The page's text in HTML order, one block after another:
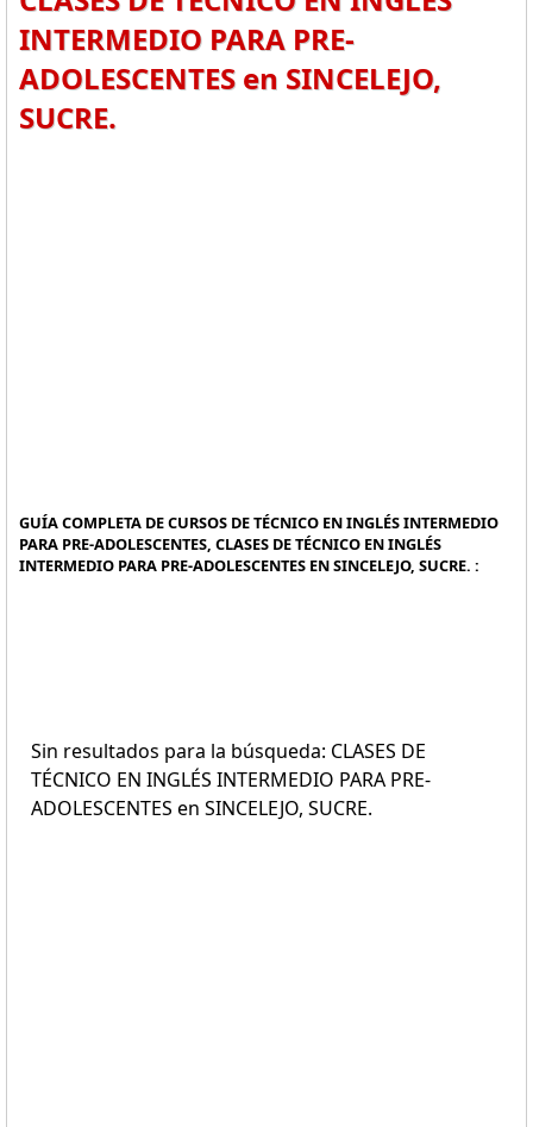
INTERMEDIO PARA PRE-
ADOLESCENTES en SINCELEJO,
SUCRE.
GUÍA COMPLETA DE CURSOS DE TÉCNICO EN INGLÉS INTERMEDIO
PARA PRE-ADOLESCENTES, CLASES DE TÉCNICO EN INGLÉS
INTERMEDIO PARA PRE-ADOLESCENTES EN SINCELEJO, SUCRE. :
Sin resultados para la búsqueda: CLASES DE
TÉCNICO EN INGLÉS INTERMEDIO PARA PRE-
ADOLESCENTES en SINCELEJO, SUCRE.